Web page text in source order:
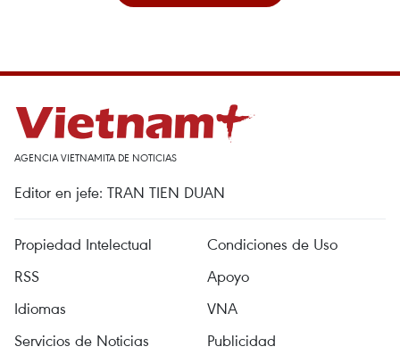
AGENCIA VIETNAMITA DE NOTICIAS
Editor en jefe: TRAN TIEN DUAN
Propiedad Intelectual
Condiciones de Uso
RSS
Apoyo
Idiomas
VNA
Servicios de Noticias
Publicidad